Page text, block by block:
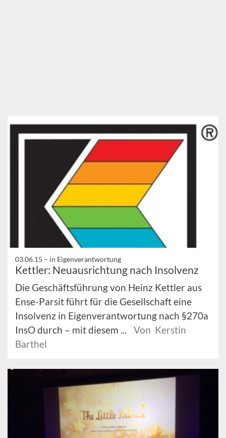
03.06.15 – in Eigenverantwortung
Kettler: Neuausrichtung nach Insolvenz
Die Geschäftsführung von Heinz Kettler aus
Ense-Parsit führt für die Gesellschaft eine
Insolvenz in Eigenverantwortung nach §270a
InsO durch – mit diesem ...
Von Kerstin
Barthel